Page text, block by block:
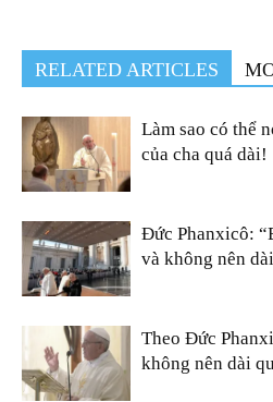
RELATED ARTICLES
Làm sao có thể
của cha quá dài!
Đức Phanxicô:
và không nên
Theo Đức
không nên dài